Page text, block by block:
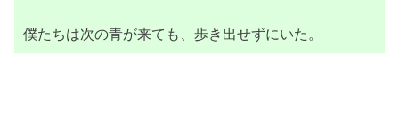
僕たちは次の青が来ても、歩き出せずにいた。